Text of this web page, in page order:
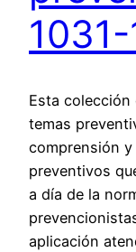
Esta
temas
comprensión
preventivos
a día de la
aplicación